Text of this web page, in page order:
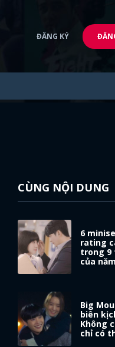
ĐĂNG KÝ
CÙNG NỘI DUNG
6
rating
trong 9
của
Big
biên
Không
chỉ có